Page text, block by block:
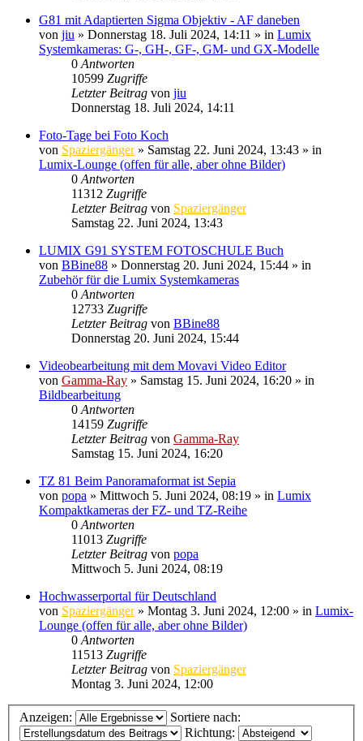
G81 mit Adaptierten Sigma Objektiv - AF daneben
von jiu » Donnerstag 18. Juli 2024, 14:11 » in Lumix
Systemkameras: G-, GH-, GF-, GM- und GX-Modelle
0 Antworten
10599 Zugriffe
Letzter Beitrag von jiu
Donnerstag 18. Juli 2024, 14:11
Foto-Tage bei Foto Koch
von Spaziergänger» Samstag 22. Juni 2024, 13:43 » in
Lumix-Lounge (offen für alle, aber ohne Bilder)
0 Antworten
11312 Zugriffe
Letzter Beitrag von Spaziergänger
Samstag 22. Juni 2024, 13:43
LUMIX G91 SYSTEM FOTOSCHULE Buch
von BBine88 » Donnerstag 20. Juni 2024, 15:44 » in
Zubehör für die Lumix Systemkameras
0 Antworten
12733 Zugriffe
Letzter Beitrag von BBine88
Donnerstag 20. Juni 2024, 15:44
Videobearbeitung mit dem Movavi Video Editor
von Gamma-Ray » Samstag 15. Juni 2024, 16:20 » in
Bildbearbeitung
0 Antworten
14159 Zugriffe
Letzter Beitrag von Gamma-Ray
Samstag 15. Juni 2024, 16:20
TZ 81 Beim Panoramaformat ist Sepia
von popa » Mittwoch 5. Juni 2024, 08:19 » in Lumix
Kompaktkameras der FZ- und TZ-Reihe
0 Antworten
11013 Zugriffe
Letzter Beitrag von popa
Mittwoch 5. Juni 2024, 08:19
Hochwasserportal für Deutschland
von Spaziergänger» Montag 3. Juni 2024, 12:00 » in Lumix-
Lounge (offen für alle, aber ohne Bilder)
0 Antworten
11513 Zugriffe
Letzter Beitrag von Spaziergänger
Montag 3. Juni 2024, 12:00
Anzeigen:
Sortiere nach:
Richtung: